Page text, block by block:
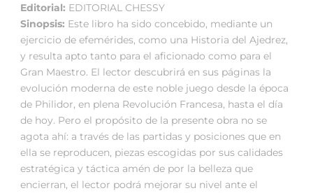
Editorial: EDITORIAL CHESSY
Sinopsis: Este libro ha sido concebido, mediante un
ejercicio de efemérides, como una Historia del Ajedrez,
y resulta apto tanto para el aficionado como para el
Gran Maestro. El lector descubrirá en sus páginas la
evolución moderna de este noble juego desde la época
de Philidor, en plena Revolución Francesa, hasta el día
de hoy. Pero el propósito de la presente obra no se
agota ahí: a través de las partidas y posiciones que en
ella se reproducen, piezas escogidas por sus calidades
estratégica y táctica amén de por la belleza que
encierran, el lector podrá mejorar su nivel ante el